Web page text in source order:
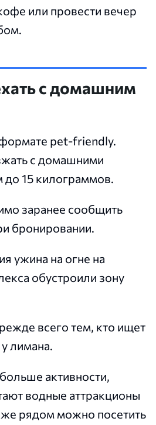
или провести вечер
с домашним
pet-friendly.
с домашними
15 килограммов.
заранее сообщить
бронировании.
ужина на огне на
обустроили зону
всего тем, кто ищет
лимана.
активности,
водные аттракционы
рядом можно посетить